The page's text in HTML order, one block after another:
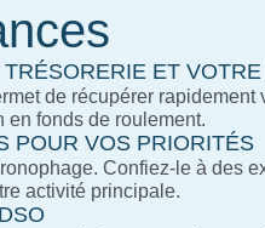
ET
de récupérer rapidement
en fonds de roulement.
POUR VOS PRIORITÉS
Confiez-le à des
activité principale.